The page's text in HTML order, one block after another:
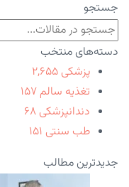
جستجو
دسته‌های منتخب
پزشکی ۲,۶۵۵
تغذیه سالم ۱۵۷
دندانپزشکی ۶۸
طب سنتی ۱۵۱
جدیدترین مطالب